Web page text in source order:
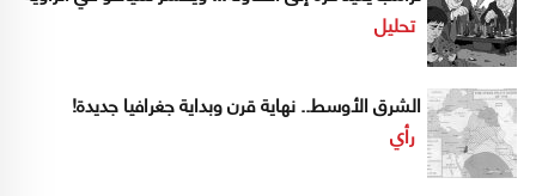
تحليل
الشرق الأوسط.. نهاية قرن وبداية جغرافيا جديدة!
رأي